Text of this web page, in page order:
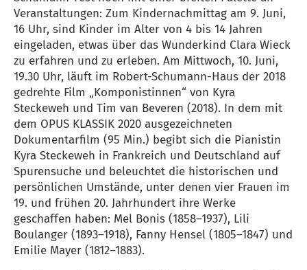
Veranstaltungen: Zum Kindernachmittag am 9. Juni,
16 Uhr, sind Kinder im Alter von 4 bis 14 Jahren
eingeladen, etwas über das Wunderkind Clara Wieck
zu erfahren und zu erleben. Am Mittwoch, 10. Juni,
19.30 Uhr, läuft im Robert-Schumann-Haus der 2018
gedrehte Film „Komponistinnen“ von Kyra
Steckeweh und Tim van Beveren (2018). In dem mit
dem OPUS KLASSIK 2020 ausgezeichneten
Dokumentarfilm (95 Min.) begibt sich die Pianistin
Kyra Steckeweh in Frankreich und Deutschland auf
Spurensuche und beleuchtet die historischen und
persönlichen Umstände, unter denen vier Frauen im
19. und frühen 20. Jahrhundert ihre Werke
geschaffen haben: Mel Bonis (1858–1937), Lili
Boulanger (1893–1918), Fanny Hensel (1805–1847) und
Emilie Mayer (1812–1883).